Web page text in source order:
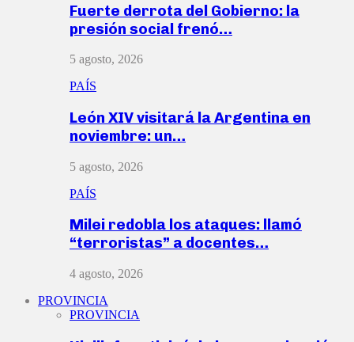
Fuerte derrota del Gobierno: la
presión social frenó…
5 agosto, 2026
PAÍS
León XIV visitará la Argentina en
noviembre: un…
5 agosto, 2026
PAÍS
Milei redobla los ataques: llamó
“terroristas” a docentes…
4 agosto, 2026
PROVINCIA
PROVINCIA